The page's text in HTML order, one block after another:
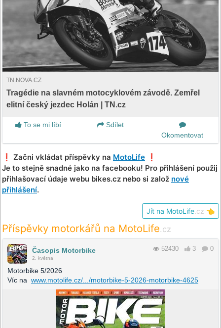
TN.NOVA.CZ
Tragédie na slavném motocyklovém závodě. Zemřel
elitní český jezdec Holán | TN.cz
To se mi líbí
Sdílet
Okomentovat
❗️ Začni vkládat příspěvky na MotoLife ❗️
Je to stejně snadné jako na facebooku! Pro přihlášení použij
přihlašovací údaje webu bikes.cz nebo si založ nové
přihlášení.
Jít na MotoLife .cz 👈
Příspěvky motorkářů na MotoLife.cz
Časopis Motorbike
2. května
52430 3 0
Motorbike 5/2026
Víc na www.motolife.cz/.../motorbike-5-2026-motorbike-4625